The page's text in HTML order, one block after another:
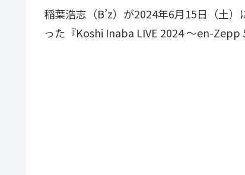
稲葉浩志（B’z）が2024年6月15日（土
った『Koshi Inaba LIVE 2024 〜en-Zepp